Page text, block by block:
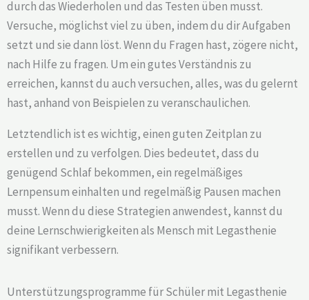
durch das Wiederholen und das Testen üben musst.
Versuche, möglichst viel zu üben, indem du dir Aufgaben
setzt und sie dann löst. Wenn du Fragen hast, zögere nicht,
nach Hilfe zu fragen. Um ein gutes Verständnis zu
erreichen, kannst du auch versuchen, alles, was du gelernt
hast, anhand von Beispielen zu veranschaulichen.
Letztendlich ist es wichtig, einen guten Zeitplan zu
erstellen und zu verfolgen. Dies bedeutet, dass du
genügend Schlaf bekommen, ein regelmäßiges
Lernpensum einhalten und regelmäßig Pausen machen
musst. Wenn du diese Strategien anwendest, kannst du
deine Lernschwierigkeiten als Mensch mit Legasthenie
signifikant verbessern.
Unterstützungsprogramme für Schüler mit Legasthenie